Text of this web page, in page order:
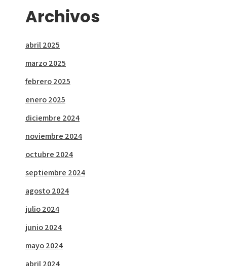
Archivos
abril 2025
marzo 2025
febrero 2025
enero 2025
diciembre 2024
noviembre 2024
octubre 2024
septiembre 2024
agosto 2024
julio 2024
junio 2024
mayo 2024
abril 2024